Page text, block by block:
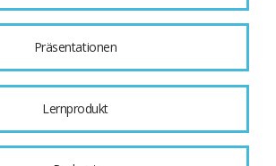
Präsentationen
Lernprodukt